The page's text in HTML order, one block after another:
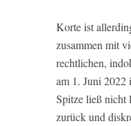
Korte ist
zusammen mit
rechtlichen,
am 1. Juni
Spitze ließ nicht
zurück und